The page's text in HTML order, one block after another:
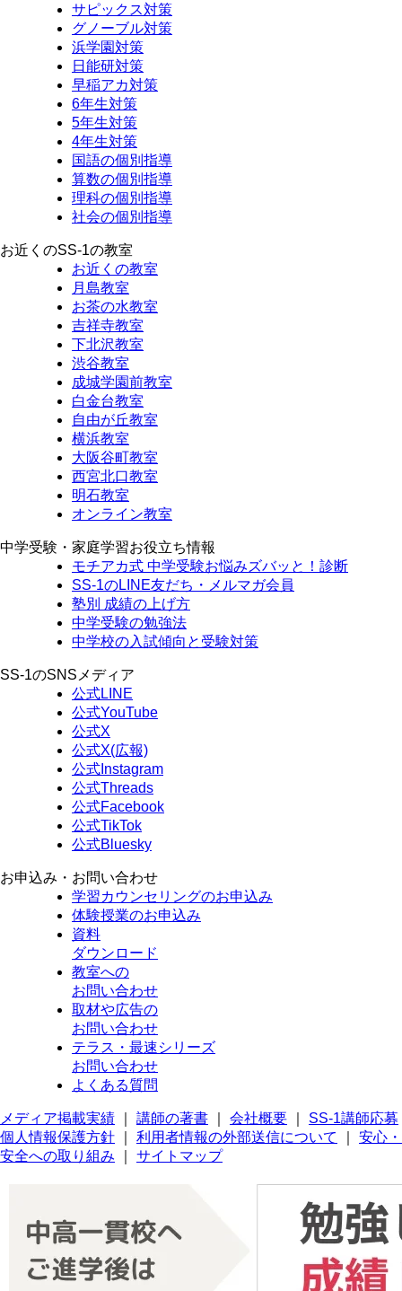
サピックス対策
グノーブル対策
浜学園対策
日能研対策
早稲アカ対策
6年生対策
5年生対策
4年生対策
国語の個別指導
算数の個別指導
理科の個別指導
社会の個別指導
お近くのSS-1の教室
お近くの教室
月島教室
お茶の水教室
吉祥寺教室
下北沢教室
渋谷教室
成城学園前教室
白金台教室
自由が丘教室
横浜教室
大阪谷町教室
西宮北口教室
明石教室
オンライン教室
中学受験・家庭学習お役立ち情報
モチアカ式 中学受験お悩みズバッと！診断
SS-1のLINE友だち・メルマガ会員
塾別 成績の上げ方
中学受験の勉強法
中学校の入試傾向と受験対策
SS-1のSNSメディア
公式LINE
公式YouTube
公式X
公式X(広報)
公式Instagram
公式Threads
公式Facebook
公式TikTok
公式Bluesky
お申込み・お問い合わせ
学習カウンセリングのお申込み
体験授業のお申込み
資料
ダウンロード
教室への
お問い合わせ
取材や広告の
お問い合わせ
テラス・最速シリーズ
お問い合わせ
よくある質問
メディア掲載実績 講師の著書 会社概要
SS-1講師応募
個人情報保護方針
利用者情報の外部送信について
安心・
安全への取り組み
サイトマップ